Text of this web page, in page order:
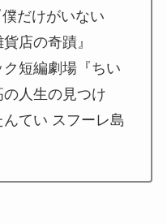
だけがいない
店の奇蹟』
ク短編劇場『ちい
人生の見つけ
てい スフーレ島